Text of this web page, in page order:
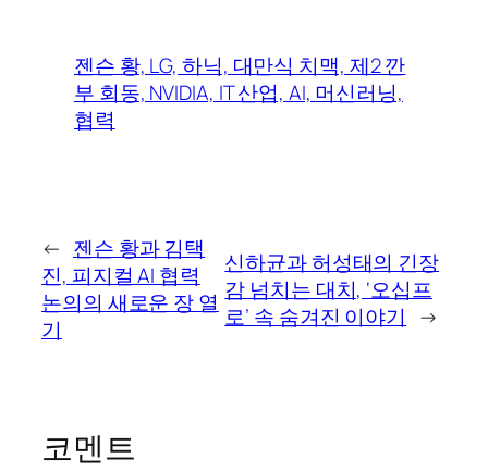
젠슨 황, LG, 하닉, 대만식 치맥, 제2 깐
부 회동, NVIDIA, IT 산업, AI, 머신러닝,
협력
← 젠슨 황과 김택
진, 피지컬 AI 협력
논의의 새로운 장 열
기
신하균과 허성태의 긴장
감 넘치는 대치, ‘오십프
로’ 속 숨겨진 이야기
→
코멘트